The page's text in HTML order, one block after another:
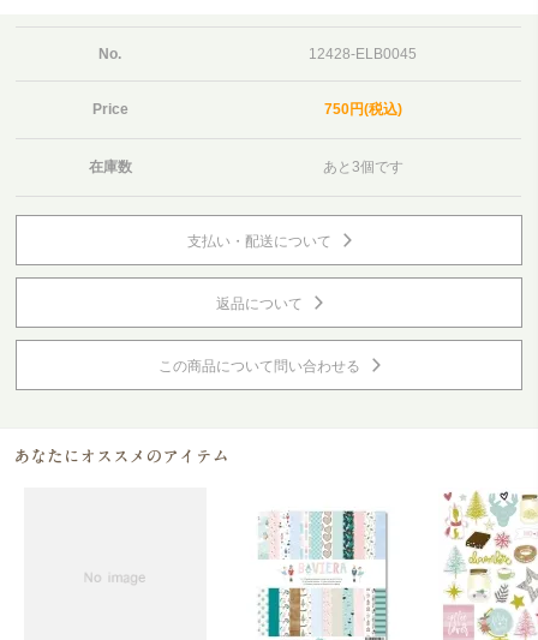
No. 12428-ELB0045
Price 750円(税込)
在庫数 あと3個です
支払い・配送について
返品について
この商品について問い合わせる